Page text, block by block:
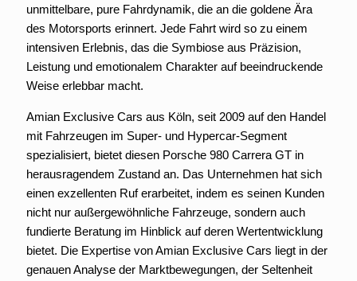
unmittelbare, pure Fahrdynamik, die an die goldene Ära
des Motorsports erinnert. Jede Fahrt wird so zu einem
intensiven Erlebnis, das die Symbiose aus Präzision,
Leistung und emotionalem Charakter auf beeindruckende
Weise erlebbar macht.
Amian Exclusive Cars aus Köln, seit 2009 auf den Handel
mit Fahrzeugen im Super- und Hypercar-Segment
spezialisiert, bietet diesen Porsche 980 Carrera GT in
herausragendem Zustand an. Das Unternehmen hat sich
einen exzellenten Ruf erarbeitet, indem es seinen Kunden
nicht nur außergewöhnliche Fahrzeuge, sondern auch
fundierte Beratung im Hinblick auf deren Wertentwicklung
bietet. Die Expertise von Amian Exclusive Cars liegt in der
genauen Analyse der Marktbewegungen, der Seltenheit